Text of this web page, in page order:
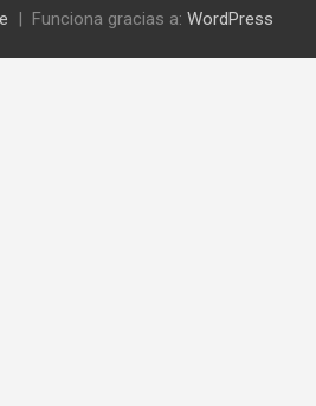
Funciona gracias a: WordPress